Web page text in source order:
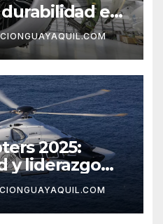
en
777-9
2025:
y liderazgo